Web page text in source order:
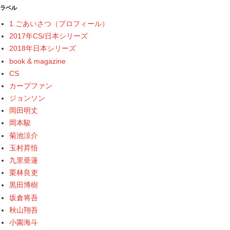
ラベル
1.ごあいさつ（プロフィール）
2017年CS/日本シリーズ
2018年日本シリーズ
book & magazine
CS
カープファン
ジョンソン
岡田明丈
岡本駿
菊池涼介
玉村昇悟
九里亜蓮
栗林良吏
黒田博樹
坂倉将吾
秋山翔吾
小園海斗